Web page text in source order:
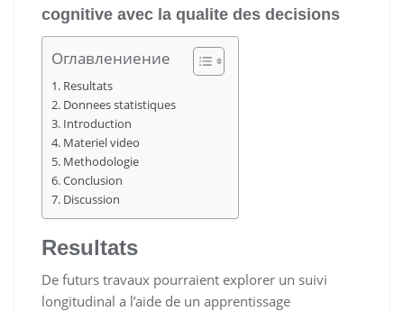
cognitive avec la qualite des decisions
Оглавлениение
Resultats
Donnees statistiques
Introduction
Materiel video
Methodologie
Conclusion
Discussion
Resultats
De futurs travaux pourraient explorer un suivi
longitudinal a l’aide de un apprentissage